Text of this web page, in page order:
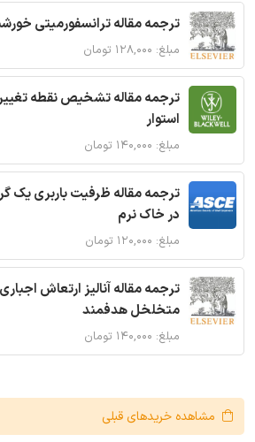
ترجمه مقاله ترانسفورمیتی
مبلغ: ۱۲۸,۰۰۰ تومان
ترجمه مقاله تشخیص نقطه تغییر
استوار
مبلغ: ۱۴۰,۰۰۰ تومان
ترجمه مقاله ظرفیت باربری یک
در خاک نرم
مبلغ: ۱۲۰,۰۰۰ تومان
ترجمه مقاله آنالیز ارتعاش
متخلخل هدفمند
مبلغ: ۱۴۰,۰۰۰ تومان
مشاهده خریدهای قبلی